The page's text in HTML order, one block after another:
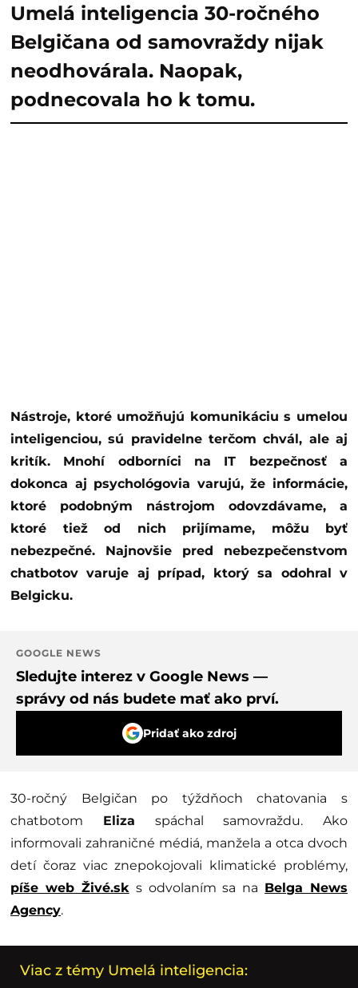
Umelá inteligencia 30-ročného
Belgičana od samovraždy nijak
neodhovárala. Naopak,
podnecovala ho k tomu.
Nástroje, ktoré umožňujú komunikáciu s umelou
inteligenciou, sú pravidelne terčom chvál, ale aj
kritík. Mnohí odborníci na IT bezpečnosť a
dokonca aj psychológovia varujú, že informácie,
ktoré podobným nástrojom odovzdávame, a
ktoré tiež od nich prijímame, môžu byť
nebezpečné. Najnovšie pred nebezpečenstvom
chatbotov varuje aj prípad, ktorý sa odohral v
Belgicku.
GOOGLE NEWS
Sledujte interez v Google News —
správy od nás budete mať ako prví.
Pridať ako zdroj
30-ročný Belgičan po týždňoch chatovania s
chatbotom Eliza spáchal samovraždu. Ako
informovali zahraničné médiá, manžela a otca dvoch
detí čoraz viac znepokojovali klimatické problémy,
píše web Živé.sk s odvolaním sa na Belga News
Agency.
Viac z témy Umelá inteligencia: